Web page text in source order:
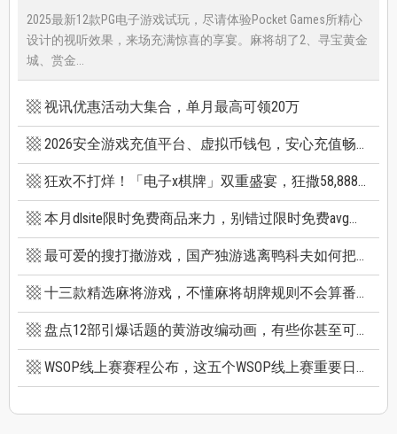
2025最新12款PG电子游戏试玩，尽请体验Pocket Games所精心
设计的视听效果，来场充满惊喜的享宴。麻将胡了2、寻宝黄金
城、赏金...
视讯优惠活动大集合，单月最高可领20万
2026安全游戏充值平台、虚拟币钱包，安心充值畅快游戏
狂欢不打烊！「电子x棋牌」双重盛宴，狂撒58,888巨额红利
本月dlsite限时免费商品来力，别错过限时免费avg成人游戏和免费插画集
最可爱的搜打撤游戏，国产独游逃离鸭科夫如何把搜打撤玩出新高度
十三款精选麻将游戏，不懂麻将胡牌规则不会算番也能玩
盘点12部引爆话题的黄游改编动画，有些你甚至可能不知道它原作是黄游
WSOP线上赛赛程公布，这五个WSOP线上赛重要日期千万别错过